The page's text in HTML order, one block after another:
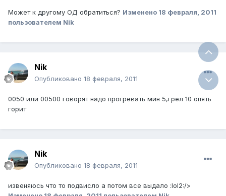
Может к другому ОД обратиться? Изменено 18 февраля, 2011
пользователем Nik
Nik
Опубликовано 18 февраля, 2011
0050 или 00500 говорят надо прогревать мин 5,грел 10 опять
горит
Nik
Опубликовано 18 февраля, 2011
извеняюсь что то подвисло а потом все выдало :lol2:/>